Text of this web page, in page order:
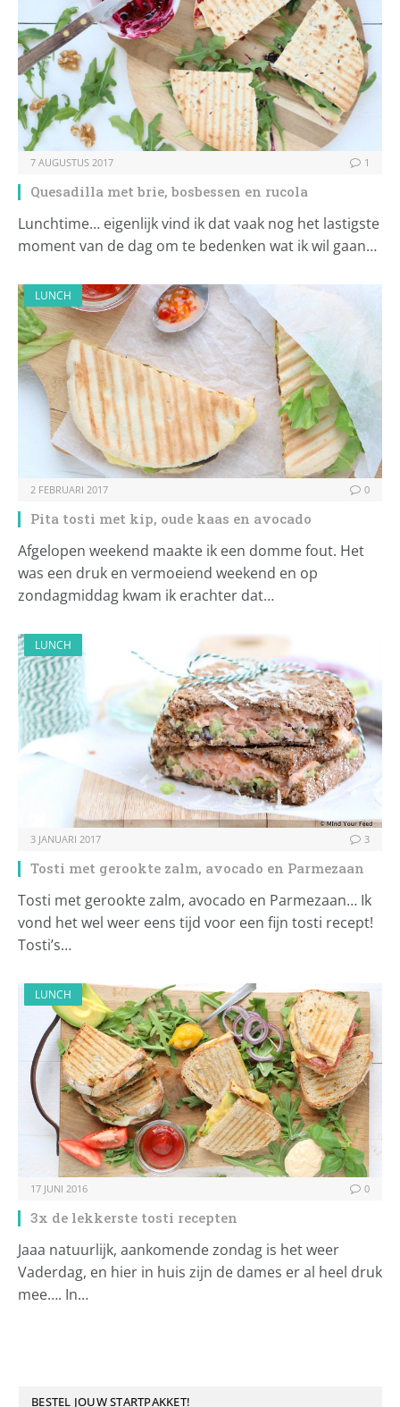
7 AUGUSTUS 2017 1
Quesadilla met brie, bosbessen en rucola
Lunchtime… eigenlijk vind ik dat vaak nog het lastigste
moment van de dag om te bedenken wat ik wil gaan…
LUNCH
2 FEBRUARI 2017 0
Pita tosti met kip, oude kaas en avocado
Afgelopen weekend maakte ik een domme fout. Het
was een druk en vermoeiend weekend en op
zondagmiddag kwam ik erachter dat…
LUNCH
3 JANUARI 2017 3
Tosti met gerookte zalm, avocado en Parmezaan
Tosti met gerookte zalm, avocado en Parmezaan… Ik
vond het wel weer eens tijd voor een fijn tosti recept!
Tosti’s…
LUNCH
17 JUNI 2016 0
3x de lekkerste tosti recepten
Jaaa natuurlijk, aankomende zondag is het weer
Vaderdag, en hier in huis zijn de dames er al heel druk
mee…. In…
BESTEL JOUW STARTPAKKET!